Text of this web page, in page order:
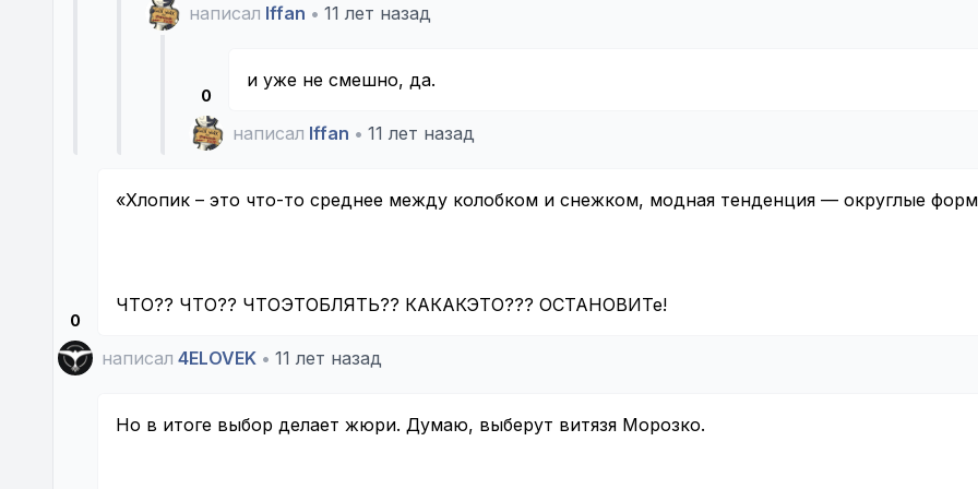
написал Iffan • 11 лет назад
0
и уже не смешно, да.
написал Iffan • 11 лет назад
0
«Хлопик – это что-то среднее между колобком и снежком, модная тенденция — округлые
ЧТО?? ЧТО?? ЧТОЭТОБЛЯТЬ?? КАКАКЭТО??? ОСТАНОВИТе!
написал 4ELOVEK • 11 лет назад
Но в итоге выбор делает жюри. Думаю, выберут витязя Морозко.